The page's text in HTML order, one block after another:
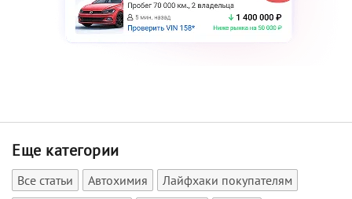
Еще категории
Все статьи Автохимия
Лайфхаки покупателям